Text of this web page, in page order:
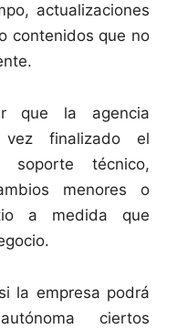
actualizaciones
contenidos que no
que la agencia
vez finalizado el
soporte técnico,
menores o
a medida que
la empresa podrá
ciertos